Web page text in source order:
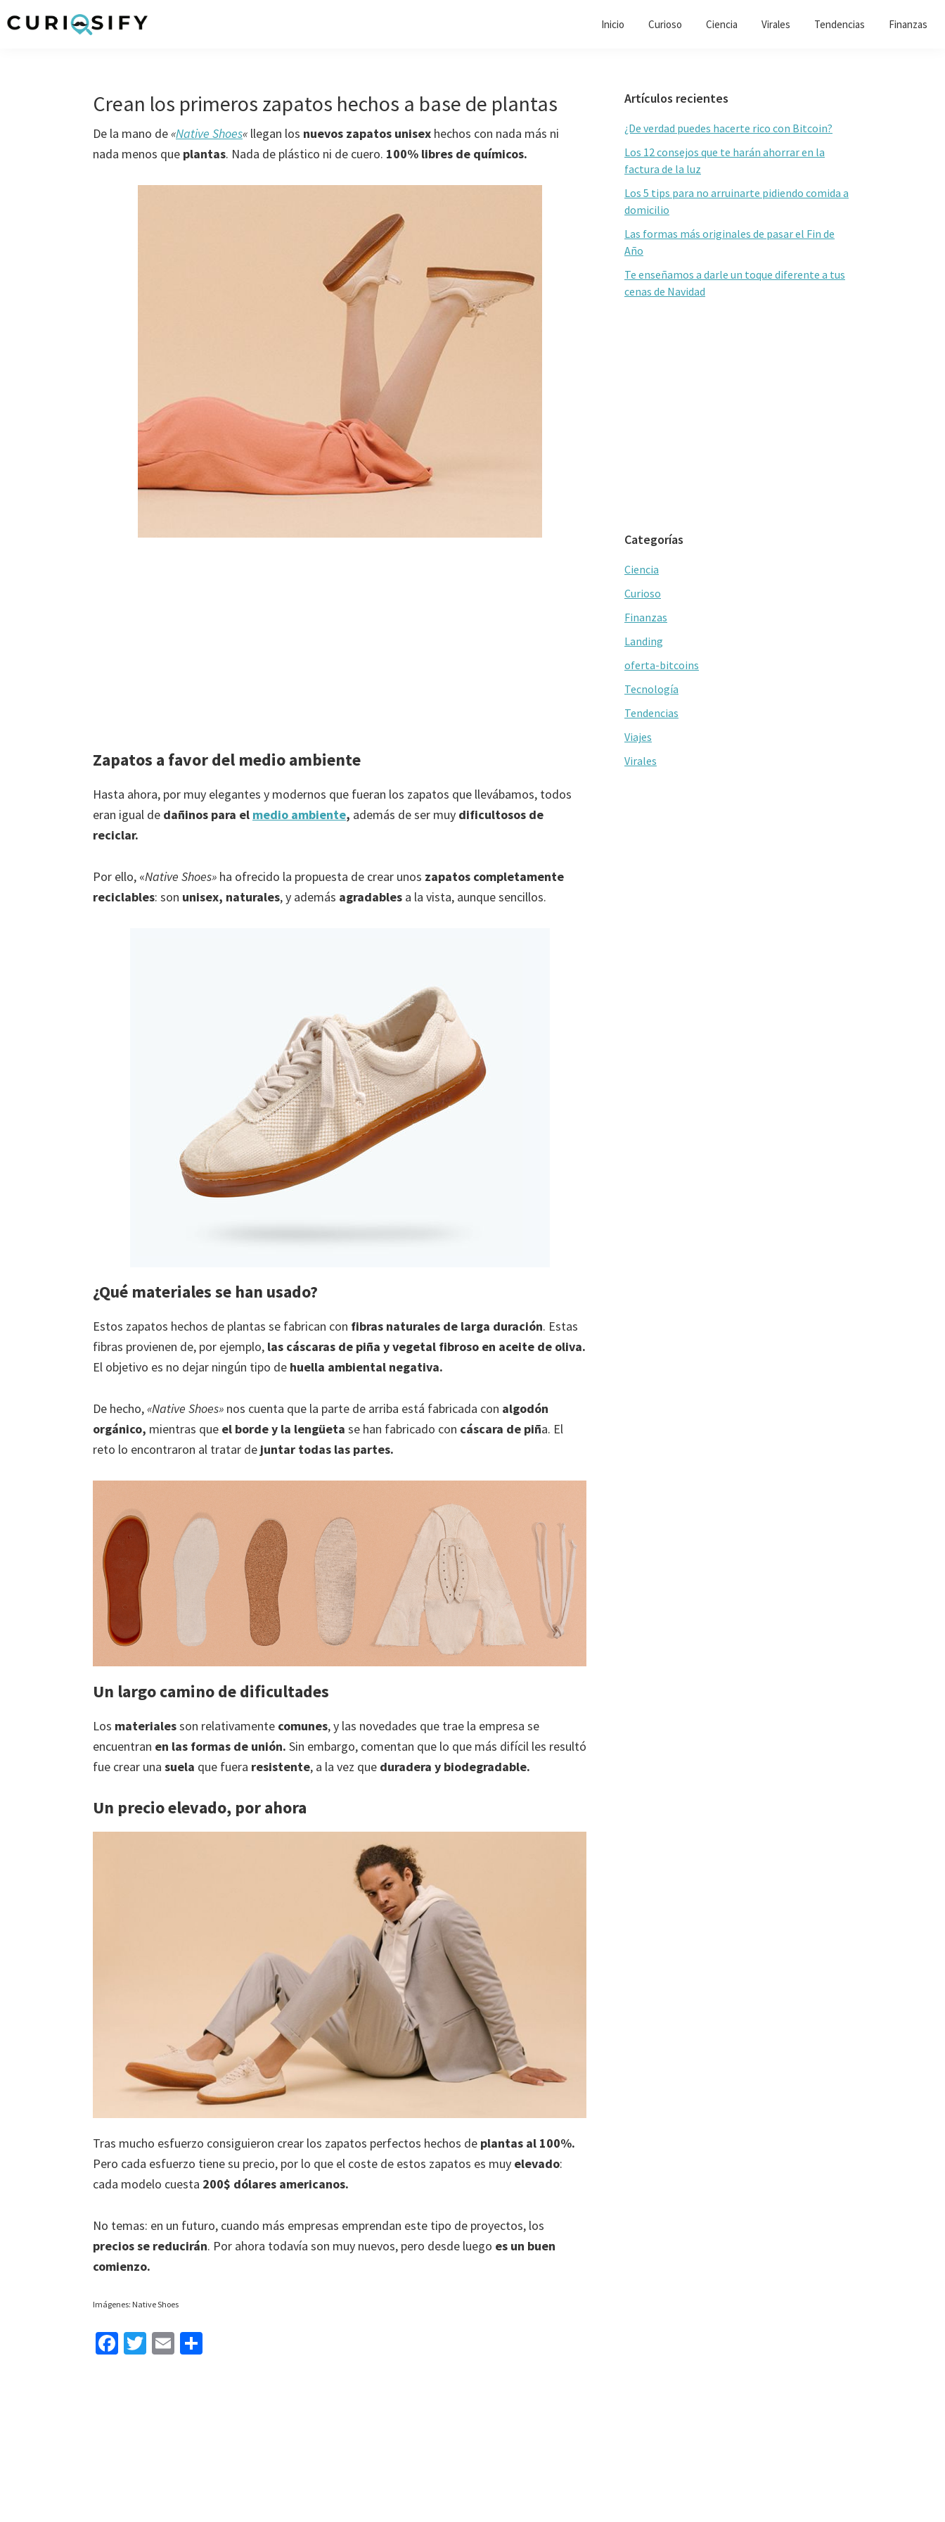
alal
Inicio Curioso Ciencia Virales Tendencias Finanzas
Crean los primeros zapatos hechos a base de plantas
De la mano de«Native Shoes« llegan los nuevos zapatos unisex hechos con nada más ni
nada menos que plantas. Nada de plástico ni de cuero. 100% libres de químicos.
Zapatos a favor del medio ambiente
Hasta ahora, por muy elegantes y modernos que fueran los zapatos que llevábamos, todos
eran igual de dañinos para el medio ambiente, además de ser muy dificultosos de
reciclar.
Por ello, «Native Shoes» ha ofrecido la propuesta de crear unos zapatos completamente
reciclables: son unisex, naturales, y además agradables a la vista, aunque sencillos.
¿Qué materiales se han usado?
Estos zapatos hechos de plantas se fabrican con fibras naturales de larga duración. Estas
fibras provienen de, por ejemplo, las cáscaras de piña y vegetal fibroso en aceite de oliva.
El objetivo es no dejar ningún tipo de huella ambiental negativa.
De hecho,«Native Shoes» nos cuenta que la parte de arriba está fabricada con algodón
orgánico, mientras que el borde y la lengüeta se han fabricado con cáscara de piña. El
reto lo encontraron al tratar de juntar todas las partes.
Un largo camino de dificultades
Los materialesson relativamente comunes, y las novedades que trae la empresa se
encuentran en las formas de unión. Sin embargo, comentan que lo que más difícil les resultó
fue crear una suela que fuera resistente, a la vez que duradera y biodegradable.
Un precio elevado, por ahora
Tras mucho esfuerzo consiguieron crear los zapatos perfectos hechos de plantas al 100%.
Pero cada esfuerzo tiene su precio, por lo que el coste de estos zapatos es muy elevado:
cada modelo cuesta 200$ dólares americanos.
No temas: en un futuro, cuando más empresas emprendan este tipo de proyectos, los
precios se reducirán. Por ahora todavía son muy nuevos, pero desde luego es un buen
comienzo.
Imágenes: Native Shoes
Fa T
E
Barra
lateral
primaria
Artículos recientes
¿De verdad puedes hacerte rico con Bitcoin?
Los 12 consejos que te harán ahorrar en la
factura de la luz
Los 5 tips para no arruinarte pidiendo comida a
domicilio
Las formas más originales de pasar el Fin de
Año
Te enseñamos a darle un toque diferente a tus
cenas de Navidad
Categorías
Ciencia
Curioso
Finanzas
Landing
oferta-bitcoins
Tecnología
Tendencias
Viajes
Virales